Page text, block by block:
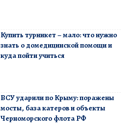
Купить турникет – мало: что нужно
знать о домедицинской помощи и
куда пойти учиться
ВСУ ударили по Крыму: поражены
мосты, база катеров и объекты
Черноморского флота РФ